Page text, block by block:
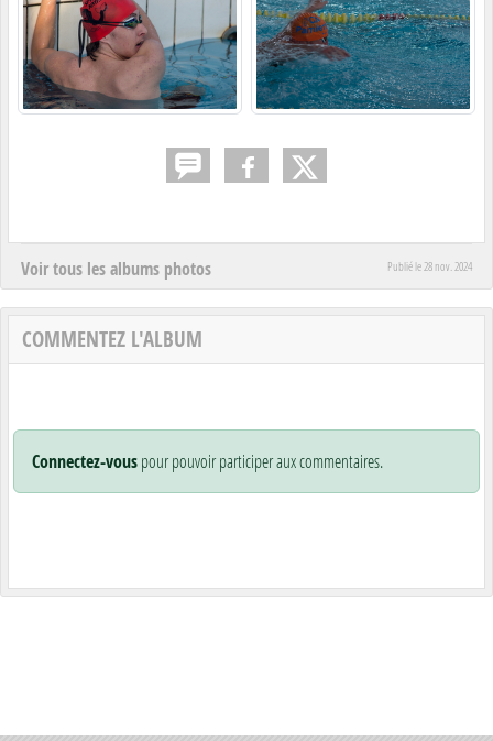
Voir tous les albums photos Publié le28 nov. 2024
COMMENTEZ L'ALBUM
Connectez-vouspour pouvoir participer aux commentaires.